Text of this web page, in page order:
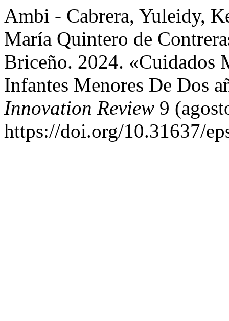
Ambi - Cabrera, Yuleidy,
María Quintero de
Briceño. 2024. «Cuidados
Infantes Menores De Dos
Innovation Review 9
https://doi.org/10.31637/